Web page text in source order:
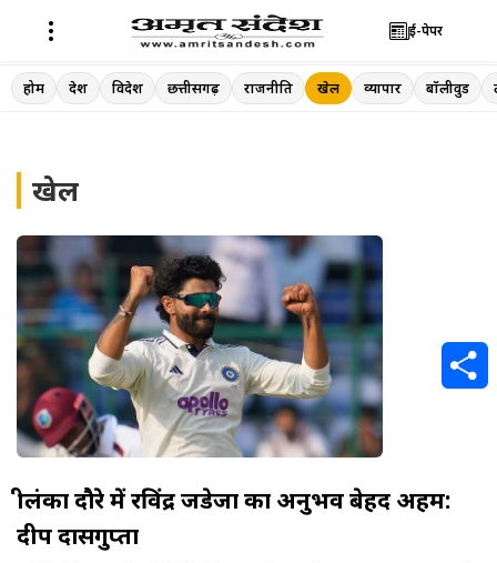
Skip
to
ई-पेपर
होम देश विदेश छत्तीसगढ़ राजनीति खेल व्यापार बॉलीवुड
खेल
श्रीलंका दौरे में रविंद्र जडेजा का अनुभव बेहद अहम:
दीप दासगुप्ता
a